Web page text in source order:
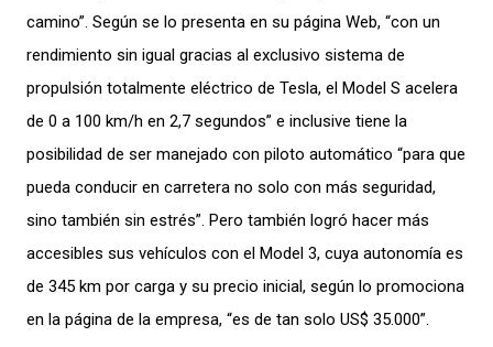
camino”. Según se lo presenta en su página Web, “con un
rendimiento sin igual gracias al exclusivo sistema de
propulsión totalmente eléctrico de Tesla, el Model S acelera
de 0 a 100 km/h en 2,7 segundos” e inclusive tiene la
posibilidad de ser manejado con piloto automático “para que
pueda conducir en carretera no solo con más seguridad,
sino también sin estrés”. Pero también logró hacer más
accesibles sus vehículos con el Model 3, cuya autonomía es
de 345 km por carga y su precio inicial, según lo promociona
en la página de la empresa, “es de tan solo US$ 35.000”.